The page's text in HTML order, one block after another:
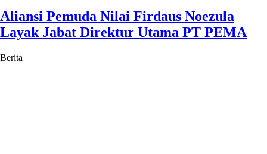
Aliansi Pemuda Nilai Firdaus Noezula
Layak Jabat Direktur Utama PT PEMA
Berita